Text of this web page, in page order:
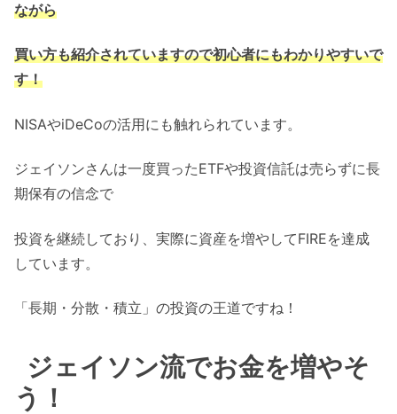
ながら
買い方も紹介されていますので初心者にもわかりやすいで
す！
NISAやiDeCoの活用にも触れられています。
ジェイソンさんは一度買ったETFや投資信託は売らずに長
期保有の信念で
投資を継続しており、実際に資産を増やしてFIREを達成
しています。
「長期・分散・積立」の投資の王道ですね！
ジェイソン流でお金を増やそ
う！